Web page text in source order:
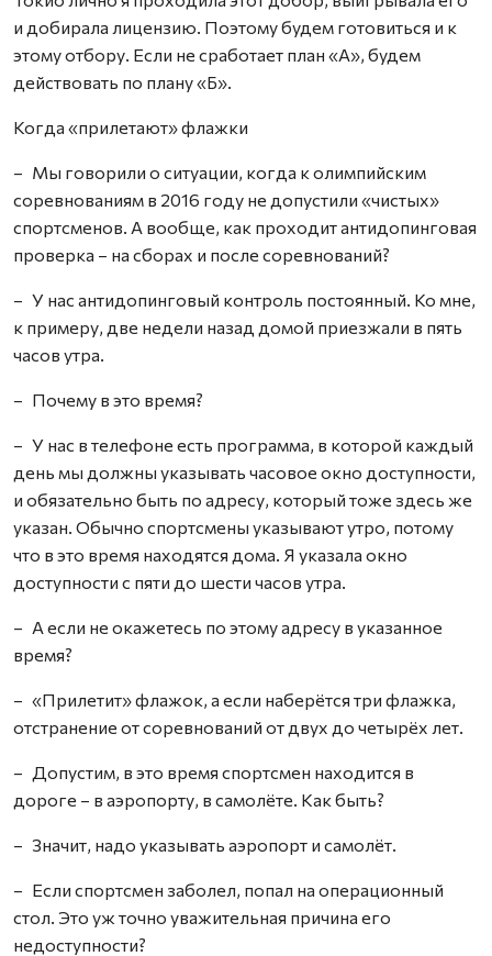
и добирала лицензию. Поэтому будем готовиться и к
этому отбору. Если не сработает план «А», будем
действовать по плану «Б».
Когда «прилетают» флажки
– Мы говорили о ситуации, когда к олимпийским
соревнованиям в 2016 году не допустили «чистых»
спортсменов. А вообще, как проходит антидопинговая
проверка – на сборах и после соревнований?
– У нас антидопинговый контроль постоянный. Ко мне,
к примеру, две недели назад домой приезжали в пять
часов утра.
– Почему в это время?
– У нас в телефоне есть программа, в которой каждый
день мы должны указывать часовое окно доступности,
и обязательно быть по адресу, который тоже здесь же
указан. Обычно спортсмены указывают утро, потому
что в это время находятся дома. Я указала окно
доступности с пяти до шести часов утра.
– А если не окажетесь по этому адресу в указанное
время?
– «Прилетит» флажок, а если наберётся три флажка,
отстранение от соревнований от двух до четырёх лет.
– Допустим, в это время спортсмен находится в
дороге – в аэропорту, в самолёте. Как быть?
– Значит, надо указывать аэропорт и самолёт.
– Если спортсмен заболел, попал на операционный
стол. Это уж точно уважительная причина его
недоступности?